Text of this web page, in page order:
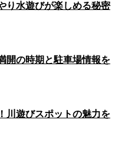
り水遊びが楽しめる秘密
開の時期と駐車場情報を
川遊びスポットの魅力を